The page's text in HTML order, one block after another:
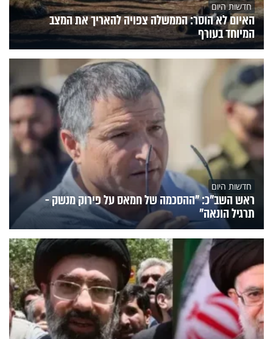
חדשות היום
האיום לא הוסר: הממשלה צפויה להאריך את המצב
המיוחד בעורף
חדשות היום
ראש השב"כ: "ההסכמה של חמאס על פירוק מנשק -
תרגיל הונאה"